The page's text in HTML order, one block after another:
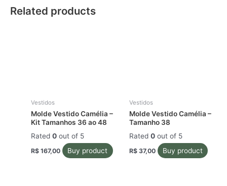
Related products
Vestidos
Molde Vestido Camélia –
Kit Tamanhos 36 ao 48
Rated0 out of 5
R$ 167,00 Buy product
Vestidos
Molde Vestido Camélia –
Tamanho 38
Rated 0out of 5
R$37,00 Buy product